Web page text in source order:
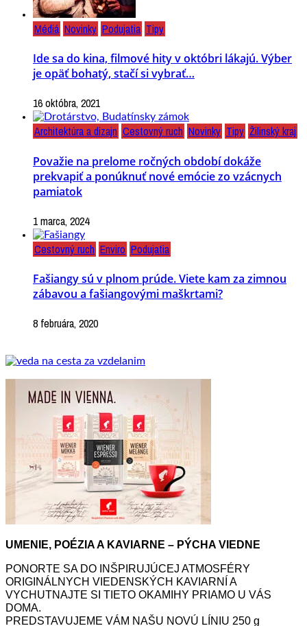
Médiá Novinky Podujatia Tipy
Ide sa do kina, filmové hity v októbri lákajú. Výber
je opäť bohatý, stačí si vybrať…
16 októbra, 2021
Architektúra a dizajn Cestovný ruch Novinky Tipy Žilinský kraj
Považie na prelome ročných období dokáže
prekvapiť a ponúknuť nové emócie zo vzácnych
pamiatok
1 marca, 2024
Cestovný ruch Enviro Podujatia
Fašiangy sú v plnom prúde. Viete kam za zimnou
zábavou a fašiangovými maškrtami?
8 februára, 2020
UMENIE, POÉZIA A KAVIARNE – PÝCHA VIEDNE
PONORTE SA DO INŠPIRUJÚCEJ ATMOSFÉRY
ORIGINÁLNYCH VIEDENSKÝCH KAVIARNÍ A
VYCHUTNAJTE SI TIETO OKAMIHY PRIAMO U VÁS
DOMA.
PREDSTAVUJEME VÁM NAŠU NOVÚ LÍNIU 250 g